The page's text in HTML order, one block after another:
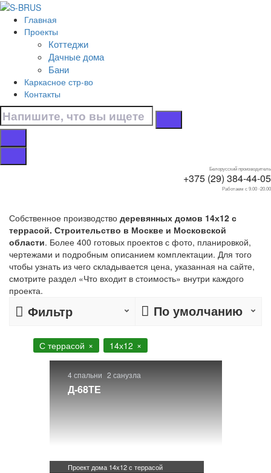
Перейти к контенту
Главная
Проекты
Коттеджи
Дачные дома
Бани
Каркасное стр-во
Контакты
Белорусский производитель
+375 (29) 384-44-05
Работаем с 9.00 -20.00
Главная
С террасой
14х12
Дома 14х12 с
террасой
Собственное производство деревянных домов 14х12 с
террасой. Строительство в Москве и Московской
области. Более 400 готовых проектов с фото, планировкой,
чертежами и подробным описанием комплектации. Для того
чтобы узнать из чего складывается цена, указанная на сайте,
смотрите раздел «Что входит в стоимость» внутри каждого
проекта.
Фильтр По умолчанию
С террасой 14х12
4 спальни 2 санузла
Д-68ТЕ
Проект дома 14х12 с террасой